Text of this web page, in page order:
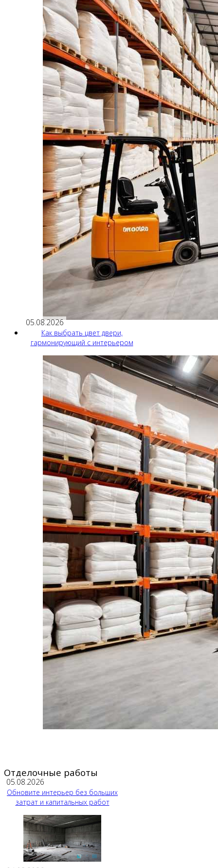
05.08.2026
Как выбрать цвет двери,
гармонирующий с интерьером
Отделочные работы
05.08.2026
Обновите интерьер без больших
затрат и капитальных работ